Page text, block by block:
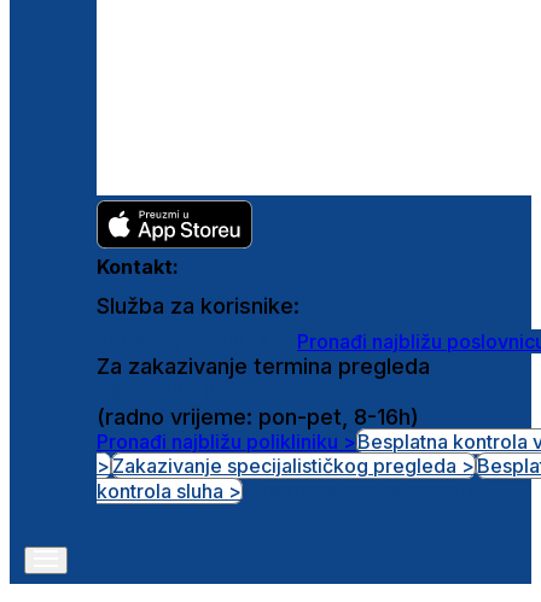
Kontakt:
Služba za korisnike:
Pronađi najbližu
Za zakazivanje termina pregleda
(radno vrijeme: pon-pet, 8-16h)
Pronađi najbližu polikliniku >Besplatna kontrola
>Zakazivanje specijalističkog pregleda >
kontrola sluha >